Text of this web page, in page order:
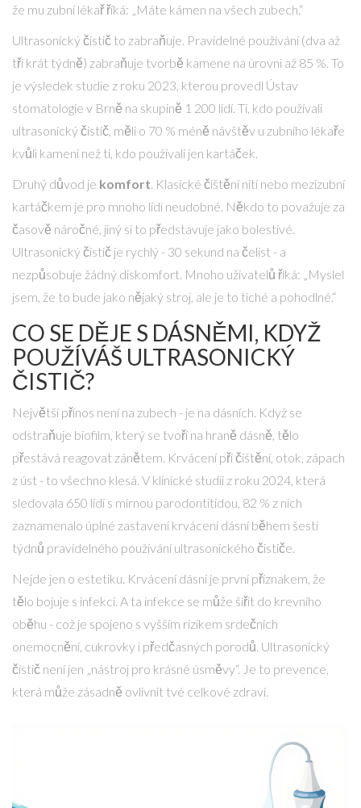
že mu zubní lékař říká: „Máte kámen na všech zubech.“
Ultrasonický čistič to zabraňuje. Pravidelné používání (dva až
tři krát týdně) zabraňuje tvorbě kamene na úrovni až 85 %. To
je výsledek studie z roku 2023, kterou provedl Ústav
stomatologie v Brně na skupině 1 200 lidí. Ti, kdo používali
ultrasonický čistič, měli o 70 % méně návštěv u zubního lékaře
kvůli kameni než ti, kdo používali jen kartáček.
Druhý důvod je komfort. Klasické čištění nití nebo mezizubní
kartáčkem je pro mnoho lidí neudobné. Někdo to považuje za
časově náročné, jiný si to představuje jako bolestivé.
Ultrasonický čistič je rychlý - 30 sekund na čelist - a
nezpůsobuje žádný diskomfort. Mnoho uživatelů říká: „Myslel
jsem, že to bude jako nějaký stroj, ale je to tiché a pohodlné.“
CO SE DĚJE S DÁSNĚMI, KDYŽ
POUŽÍVÁŠ ULTRASONICKÝ
ČISTIČ?
Největší přínos není na zubech - je na dásních. Když se
odstraňuje biofilm, který se tvoří na hraně dásně, tělo
přestává reagovat zánětem. Krvácení při čištění, otok, zápach
z úst - to všechno klesá. V klinické studii z roku 2024, která
sledovala 650 lidí s mírnou parodontitidou, 82 % z nich
zaznamenalo úplné zastavení krvácení dásní během šesti
týdnů pravidelného používání ultrasonického čističe.
Nejde jen o estetiku. Krvácení dásní je první příznakem, že
tělo bojuje s infekcí. A ta infekce se může šířit do krevního
oběhu - což je spojeno s vyšším rizikem srdečních
onemocnění, cukrovky i předčasných porodů. Ultrasonický
čistič není jen „nástroj pro krásné úsměvy“. Je to prevence,
která může zásadně ovlivnit tvé celkové zdraví.